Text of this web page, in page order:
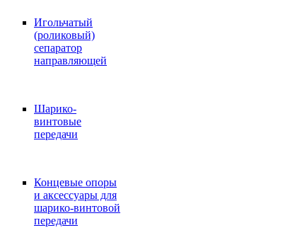
Игольчатый
(роликовый)
сепаратор
направляющей
Шарико-
винтовые
передачи
Концевые опоры
и аксессуары для
шарико-винтовой
передачи